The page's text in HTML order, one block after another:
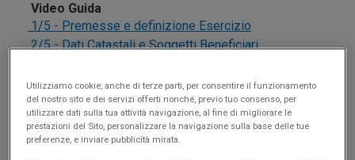
Video Guida
1/5 - Premesse e definizione Esercizio
2/5 - Dati Catastali e Soggetti Beneficiari
4/5 - Utilizzo / Smobilizzo Fondi di Accantonamento
5/5 - Flusso Telematico AdE e Comunicazione ai
Condòmini
Domustudio LIVE!
Utilizziamo cookie, anche di terze parti, per consentire il funzionamento
del nostro sito e dei servizi offerti nonché, previo tuo consenso, per
utilizzare dati sulla tua attività navigazione, al fine di migliorare le
prestazioni del Sito, personalizzare la navigazione sulla base delle tue
preferenze, e inviare pubblicità mirata.